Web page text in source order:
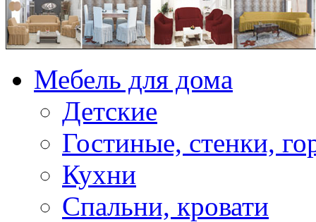
Мебель для дома
Детские
Гостиные, стенки,
Кухни
Спальни, кровати